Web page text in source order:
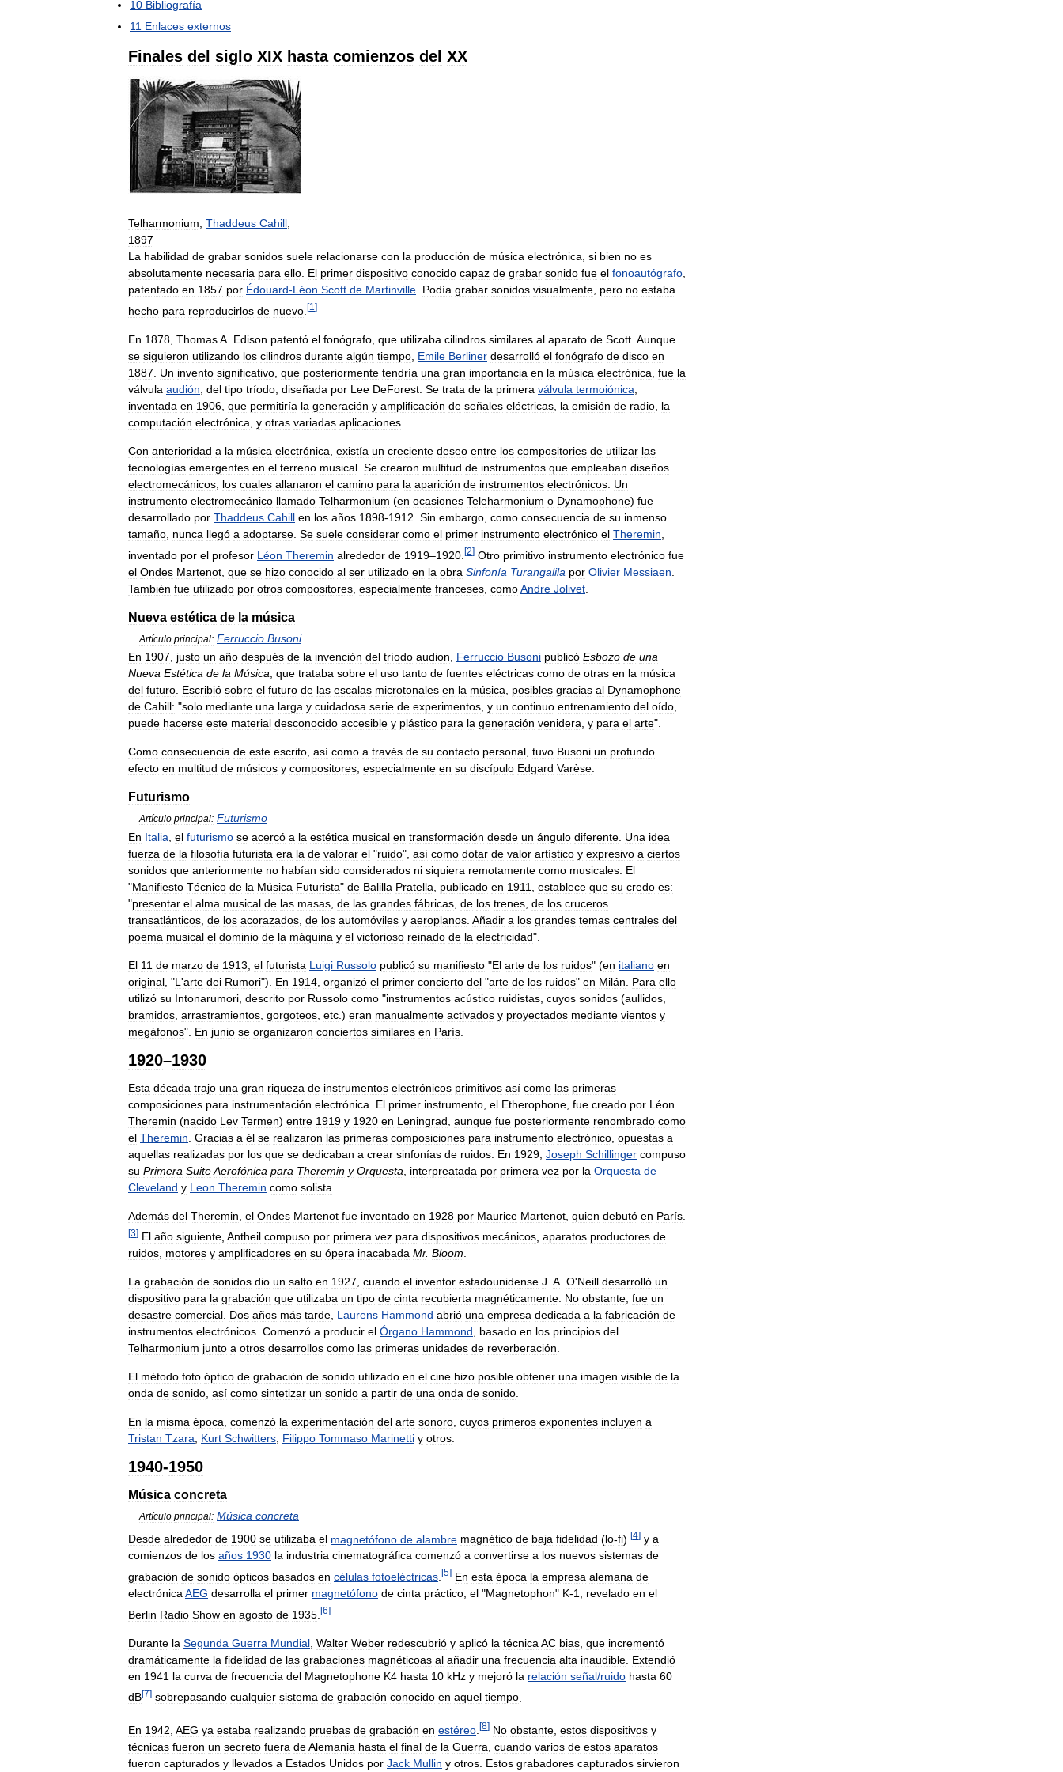
10 Bibliografía
11 Enlaces externos
Finales del siglo XIX hasta comienzos del XX
Telharmonium, Thaddeus Cahill,
1897
La habilidad de grabar sonidos suele relacionarse con la producción de música electrónica, si bien no es
absolutamente necesaria para ello. El primer dispositivo conocido capaz de grabar sonido fue el fonoautógrafo,
patentado en 1857 por Édouard-Léon Scott de Martinville. Podía grabar sonidos visualmente, pero no estaba
hecho para reproducirlos de nuevo [1 ]
En 1878 ThomasA Edison patentó el fonógrafo que utilizaba cilindros similares al aparato de Scott Aunque
se siguieron utilizando los cilindros durante algún tiempo Emile Berliner desarrolló el fonógrafo de disco en
1887
Un invento significativo que posteriormente tendría una gran importancia en la música electrónica fue la
válvula audión del tipo tríodo diseñada por Lee DeForest Se trata de la primera válvula termoiónica
inventada en 1906 que permitiría la generación y amplificación de señales eléctricas la emisión de radio la
computación electrónica y otras variadas aplicaciones
Con anterioridad a la música electrónica existía un creciente deseo entre los compositories de utilizar las
tecnologías emergentes en el terreno musical Se crearon multitud de instrumentos que empleaban diseños
electromecánicos los cuales allanaron el camino para la aparición de instrumentos electrónicos Un
instrumento electromecánico llamado Telharmonium (en ocasiones Teleharmonium o Dynamophone) fue
desarrollado por Thaddeus Cahill en los años 1898-1912 Sin embargo como consecuencia de su inmenso
tamaño nunca llegó a adoptarse Se suele considerar como el primer instrumento electrónico el Theremin
inventado por el profesor Léon Theremin alrededor de 1919–1920 [2] Otro primitivo instrumento electrónico fue
el Ondes Martenot que se hizo conocido al ser utilizado en la obra Sinfonía Turangalila por Olivier Messiaen
También fue utilizado por otros compositores especialmente franceses comoAndre Jolivet
Nueva estética de la música
Artículo principal: Ferruccio Busoni
En 1907 justo un año después de la invención del tríodo audion Ferruccio Busoni publicó Esbozo de una
Nueva Estética de la Música que trataba sobre el uso tanto de fuentes eléctricas como de otras en la música
del futuro Escribió sobre el futuro de las escalas microtonales en la música posibles gracias al Dynamophone
de Cahill: "solo mediante una larga y cuidadosa serie de experimentos y un continuo entrenamiento del oído
puede hacerse este material desconocido accesible y plástico para la generación venidera y para el arte".
Como consecuencia de este escrito así como a través de su contacto personal tuvo Busoni un profundo
efecto en multitud de músicos y compositores especialmente en su discípulo Edgard Varèse
Futurismo
Artículo principal: Futurismo
En Italia el futurismo se acercó a la estética musical en transformación desde un ángulo diferente Una idea
fuerza de la filosofía futurista era la de valorar el "ruido", así como dotar de valor artístico y expresivo a ciertos
sonidos que anteriormente no habían sido considerados ni siquiera remotamente como musicales El
"Manifiesto Técnico de la Música Futurista" de Balilla Pratella publicado en 1911 establece que su credo es:
"presentar el alma musical de las masas de las grandes fábricas de los trenes de los cruceros
transatlánticos de los acorazados de los automóviles y aeroplanos Añadir a los grandes temas centrales del
poema musical el dominio de la máquina y el victorioso reinado de la electricidad".
El 11 de marzo de 1913 el futurista Luigi Russolo publicó su manifiesto "El arte de los ruidos" (en italiano en
original , "L 'arte dei Rumori"). En 1914 organizó el primer concierto del "arte de los ruidos" en Milán Para ello
utilizó su Intonarumori descrito por Russolo como "instrumentos acústico ruidistas cuyos sonidos (aullidos
bramidos arrastramientos gorgoteos etc .) eran manualmente activados y proyectados mediante vientos y
megáfonos". En junio se organizaron conciertos similares en París
1920–1930
Esta década trajo una gran riqueza de instrumentos electrónicos primitivos así como las primeras
composiciones para instrumentación electrónica El primer instrumento el Etherophone fue creado por Léon
Theremin (nacido Lev Termen) entre 1919 y 1920 en Leningrad aunque fue posteriormente renombrado como
el Theremin Gracias a él se realizaron las primeras composiciones para instrumento electrónico opuestas a
aquellas realizadas por los que se dedicaban a crear sinfonías de ruidos En 1929 Joseph Schillinger compuso
su Primera SuiteAerofónica para Theremin y Orquesta interpreatada por primera vez por la Orquesta de
Cleveland y Leon Theremin como solista
Además del Theremin el Ondes Martenot fue inventado en 1928 por Maurice Martenot quien debutó en París
[3] El año siguiente Antheil compuso por primera vez para dispositivos mecánicos aparatos productores de
ruidos, motores y amplificadores en su ópera inacabada Mr. Bloom.
La grabación de sonidos dio un salto en 1927, cuando el inventor estadounidense J. A. O'Neill desarrolló un
dispositivo para la grabación que utilizaba un tipo de cinta recubierta magnéticamente. No obstante, fue un
desastre comercial. Dos años más tarde, Laurens Hammond abrió una empresa dedicada a la fabricación de
instrumentos electrónicos. Comenzó a producir el Órgano Hammond, basado en los principios del
Telharmonium junto a otros desarrollos como las primeras unidades de reverberación.
El método foto óptico de grabación de sonido utilizado en el cine hizo posible obtener una imagen visible de la
onda de sonido, así como sintetizar un sonido a partir de una onda de sonido.
En la misma época, comenzó la experimentación del arte sonoro, cuyos primeros exponentes incluyen a
Tristan Tzara, Kurt Schwitters, Filippo Tommaso Marinetti y otros.
1940-1950
Música concreta
Artículo principal: Música concreta
Desde alrededor de 1900 se utilizaba el magnetófono de alambre magnético de baja fidelidad (lo-fi). [4] y a
comienzos de los años 1930 la industria cinematográfica comenzó a convertirse a los nuevos sistemas de
grabación de sonido ópticos basados en células fotoeléctricas [5] En esta época la empresa alemana de
electrónica AEG desarrolla el primer magnetófono de cinta práctico el "Magnetophon" K-1 revelado en el
Berlin Radio Show en agosto de 1935 [6]
Durante la Segunda Guerra Mundial Walter Weber redescubrió y aplicó la técnica AC bias que incrementó
dramáticamente la fidelidad de las grabaciones magnéticoas al añadir una frecuencia alta inaudible Extendió
en 1941 la curva de frecuencia del Magnetophone K4 hasta 10 kHz y mejoró la relación señal/ruido hasta 60
dB[7] sobrepasando cualquier sistema de grabación conocido en aquel tiempo
En 1942 AEG ya estaba realizando pruebas de grabación en estéreo [8] No obstante estos dispositivos y
técnicas fueron un secreto fuera deAlemania hasta el final de la Guerra cuando varios de estos aparatos
fueron capturados y llevados a Estados Unidos por Jack Mullin y otros Estos grabadores capturados sirvieron